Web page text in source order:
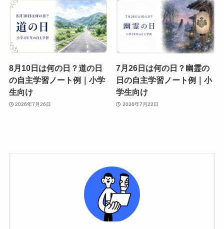
8月10日は何の日？道の日
の自主学習ノート例｜小学
生向け
2026年7月26日
7月26日は何の日？幽霊の
日の自主学習ノート例｜小
学生向け
2026年7月22日